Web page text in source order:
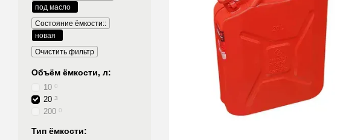
под масло
Состояние ёмкости::
новая
Очистить фильтр
Объём ёмкости, л:
10 0
20 3
200 0
Тип ёмкости: